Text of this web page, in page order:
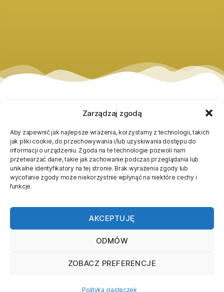
Zarządzaj zgodą
Aby zapewnić jak najlepsze wrażenia, korzystamy z technologii, takich
jak pliki cookie, do przechowywania i/lub uzyskiwania dostępu do
informacji o urządzeniu. Zgoda na te technologie pozwoli nam
przetwarzać dane, takie jak zachowanie podczas przeglądania lub
unikalne identyfikatory na tej stronie. Brak wyrażenia zgody lub
wycofanie zgody może niekorzystnie wpłynąć na niektóre cechy i
funkcje.
AKCEPTUJĘ
ODMÓW
ZOBACZ PREFERENCJE
Polityka ciasteczek
Regulamin Centrum Rozrywki
Regulamin Toru Ninja
Kontakt
plac Teatralny 12, 41-800 Zabrze